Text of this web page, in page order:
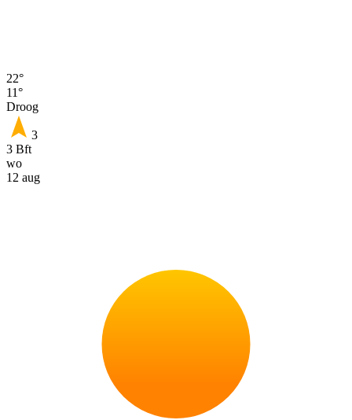
22°
11°
Droog
3
3 Bft
wo
12 aug